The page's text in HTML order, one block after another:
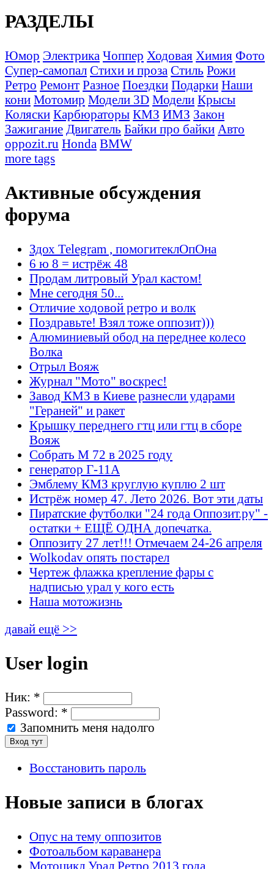
РАЗДЕЛЫ
Юмор Электрика Чоппер Ходовая Химия Фото
Супер-самопал Стихи и проза Стиль Рожи
Ретро Ремонт Разное Поездки Подарки Наши
кони Мотомир Модели 3D Модели Крысы
Коляски Карбюраторы КМЗ ИМЗ Закон
Зажигание Двигатель Байки про байки Авто
oppozit.ru Honda BMW
more tags
Активные обсуждения
форума
Здох Telegram , помогитеклОпОна
6 ю 8 = истрёж 48
Продам литровый Урал кастом!
Мне сегодня 50...
Отличие ходовой ретро и волк
Поздравьте! Взял тоже оппозит)))
Алюминиевый обод на переднее колесо
Волка
Отрыл Вояж
Журнал "Мото" воскрес!
Завод КМЗ в Киеве разнесли ударами
"Гераней" и ракет
Крышку переднего гтц или гтц в сборе
Вояж
Собрать М 72 в 2025 году
генератор Г-11А
Эмблему КМЗ круглую куплю 2 шт
Истрёж номер 47. Лето 2026. Вот эти даты
Пиратские футболки "24 года Оппозит.ру" -
остатки + ЕЩЁ ОДНА допечатка.
Оппозиту 27 лет!!! Отмечаем 24-26 апреля
Wolkodav опять постарел
Чертеж флажка крепление фары с
надписью урал у кого есть
Наша мотожизнь
давай ещё >>
User login
Ник: *
Password: *
Запомнить меня надолго
Восстановить пароль
Новые записи в блогах
Опус на тему оппозитов
Фотоальбом караванера
Мотоцикл Урал Ретро 2013 года